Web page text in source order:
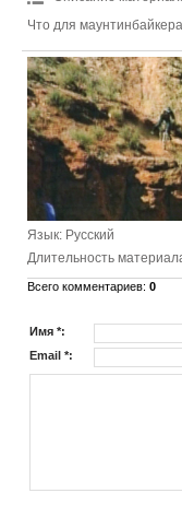
Что для
Язык: Русский
Длительность
Всего комментариев: 0
Имя *:
Email *: